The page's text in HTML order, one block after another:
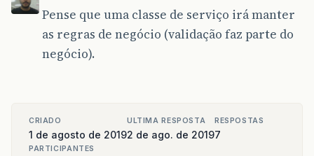
Pense que uma classe de serviço irá manter
as regras de negócio (validação faz parte do
negócio).
CRIADO
1 de agosto de 2019
ULTIMA RESPOSTA
2 de ago. de 2019
RESPOSTAS
7
PARTICIPANTES